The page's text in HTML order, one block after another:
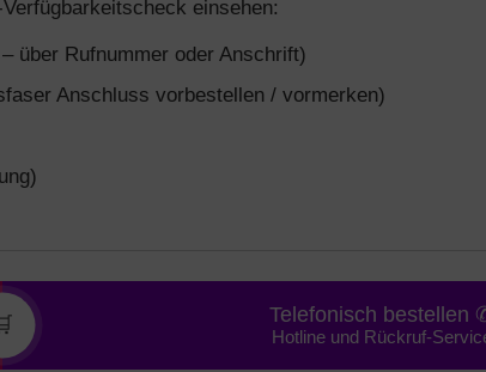
einsehen:
über Rufnummer oder Anschrift)
Anschluss vorbestellen / vormerken)
Telefonisch bestellen
Hotline und Rückruf-